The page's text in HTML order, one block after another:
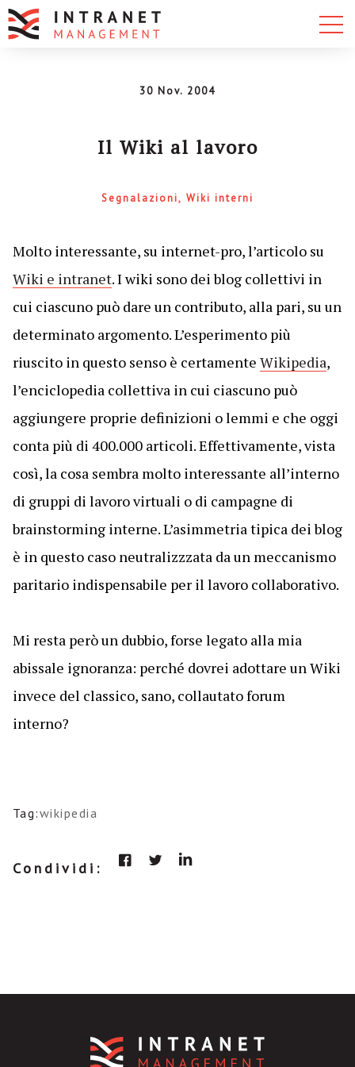
30 Nov. 2004
Il Wiki al lavoro
Segnalazioni Wiki interni
Molto interessante, su internet-pro, l’articolo su
Wiki e intranet. I wiki sono dei blog collettivi in
cui ciascuno può dare un contributo, alla pari, su un
determinato argomento. L’esperimento più
riuscito in questo senso è certamente Wikipedia,
l’enciclopedia collettiva in cui ciascuno può
aggiungere proprie definizioni o lemmi e che oggi
conta più di 400.000 articoli. Effettivamente, vista
così, la cosa sembra molto interessante all’interno
di gruppi di lavoro virtuali o di campagne di
brainstorming interne. L’asimmetria tipica dei blog
è in questo caso neutralizzzata da un meccanismo
paritario indispensabile per il lavoro collaborativo.
Mi resta però un dubbio, forse legato alla mia
abissale ignoranza: perché dovrei adottare un Wiki
invece del classico, sano, collautato forum
interno?
Tag:wikipedia
Condividi: